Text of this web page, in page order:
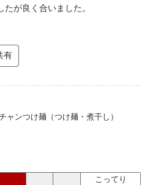
が良く合いました。
有
ンつけ麺（つけ麺・煮干し）
こってり